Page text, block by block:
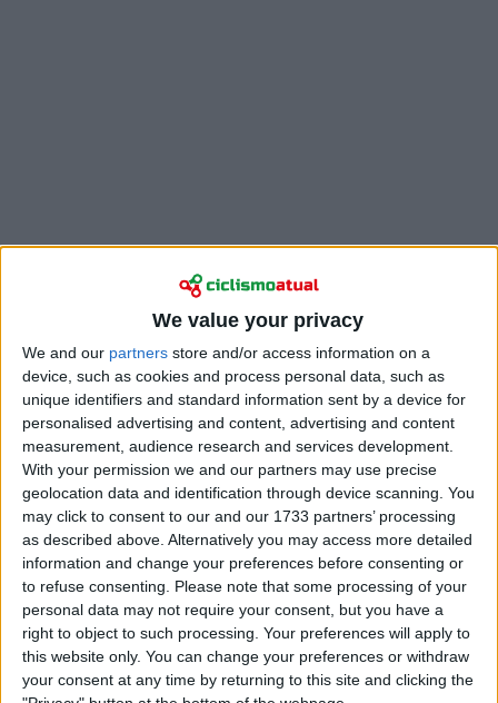
We value your privacy
We and our partners store and/or access information on a
device, such as cookies and process personal data, such as
unique identifiers and standard information sent by a device for
personalised advertising and content, advertising and content
measurement, audience research and services development.
With your permission we and our partners may use precise
geolocation data and identification through device scanning. You
may click to consent to our and our 1733 partners’ processing
as described above. Alternatively you may access more detailed
information and change your preferences before consenting or
to refuse consenting.
Please note that some processing of your
personal data may not require your consent, but you have a
right to object to such processing. Your preferences will apply to
this website only. You can change your preferences or withdraw
your consent at any time by returning to this site and clicking the
defender o título. A forma como toda a equipa
correu na Milan-Sanremo foi impressionante e, se
conseguirmos transportar isso para as próximas
semanas, acredito que podemos alcançar grandes
resultados”, disse Pogacar num comunicado.
Apesar de só somar dois dias de competição esta
época, ambos foram vitórias - na Strade Bianche e na
Milan-Sanremo - e a sua forma pareceu no ponto.
Entra na Flandres como o homem a bater após o
triunfo convincente de há 12 meses, sustentado pelo
rendimento constante em subida desde então.
Taticamente, a UAE dificilmente será subjugada,
apresentando um bloco mais forte do que a Alpecin;
já a Visma e a BORA de Remco Evenepoel poderão